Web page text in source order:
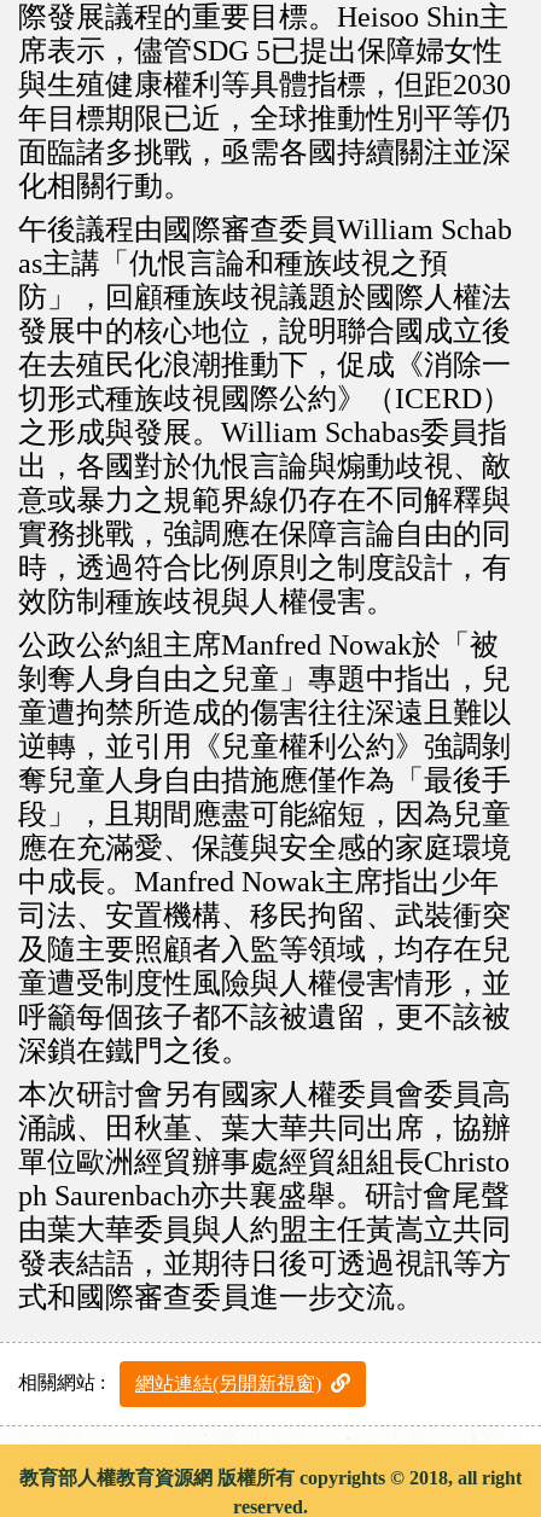
際發展議程的重要目標。Heisoo Shin主
席表示，儘管SDG 5已提出保障婦女性
與生殖健康權利等具體指標，但距2030
年目標期限已近，全球推動性別平等仍
面臨諸多挑戰，亟需各國持續關注並深
化相關行動。
午後議程由國際審查委員William Schab
as主講「仇恨言論和種族歧視之預
防」，回顧種族歧視議題於國際人權法
發展中的核心地位，說明聯合國成立後
在去殖民化浪潮推動下，促成《消除一
切形式種族歧視國際公約》（ICERD）
之形成與發展。William Schabas委員指
出，各國對於仇恨言論與煽動歧視、敵
意或暴力之規範界線仍存在不同解釋與
實務挑戰，強調應在保障言論自由的同
時，透過符合比例原則之制度設計，有
效防制種族歧視與人權侵害。
公政公約組主席Manfred Nowak於「被
剝奪人身自由之兒童」專題中指出，兒
童遭拘禁所造成的傷害往往深遠且難以
逆轉，並引用《兒童權利公約》強調剝
奪兒童人身自由措施應僅作為「最後手
段」，且期間應盡可能縮短，因為兒童
應在充滿愛、保護與安全感的家庭環境
中成長。Manfred Nowak主席指出少年
司法、安置機構、移民拘留、武裝衝突
及隨主要照顧者入監等領域，均存在兒
童遭受制度性風險與人權侵害情形，並
呼籲每個孩子都不該被遺留，更不該被
深鎖在鐵門之後。
本次研討會另有國家人權委員會委員高
涌誠、田秋堇、葉大華共同出席，協辦
單位歐洲經貿辦事處經貿組組長Christo
ph Saurenbach亦共襄盛舉。研討會尾聲
由葉大華委員與人約盟主任黃嵩立共同
發表結語，並期待日後可透過視訊等方
式和國際審查委員進一步交流。
相關網站 : 網站連結(另開新視窗)
教育部人權教育資源網 版權所有 copyrights © 2018, all right
reserved.